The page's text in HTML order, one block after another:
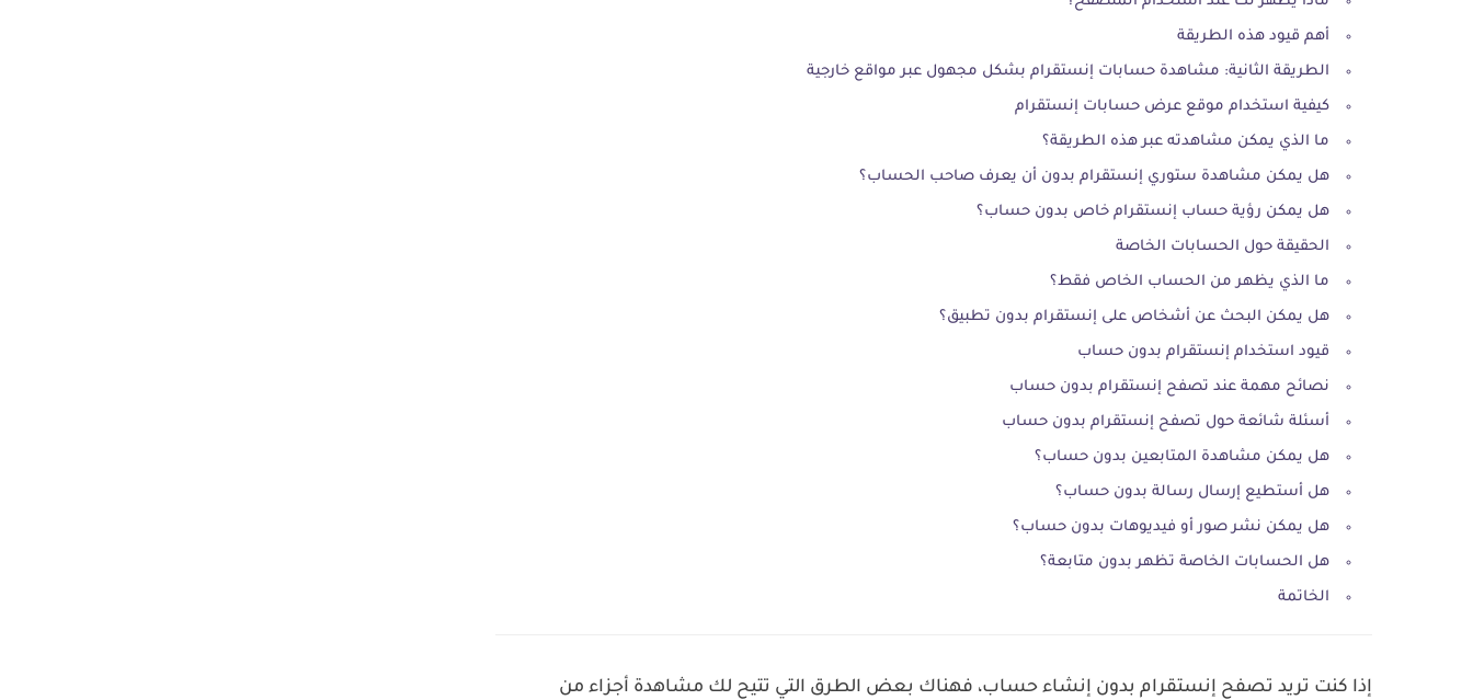
أهم قيود هذه الطريقة
الطريقة الثانية: مشاهدة حسابات إنستقرام بشكل مجهول عبر مواقع خارجية
كيفية استخدام موقع عرض حسابات إنستقرام
ما الذي يمكن مشاهدته عبر هذه الطريقة؟
هل يمكن مشاهدة ستوري إنستقرام بدون أن يعرف صاحب الحساب؟
هل يمكن رؤية حساب إنستقرام خاص بدون حساب؟
الحقيقة حول الحسابات الخاصة
ما الذي يظهر من الحساب الخاص فقط؟
هل يمكن البحث عن أشخاص على إنستقرام بدون تطبيق؟
قيود استخدام إنستقرام بدون حساب
نصائح مهمة عند تصفح إنستقرام بدون حساب
أسئلة شائعة حول تصفح إنستقرام بدون حساب
هل يمكن مشاهدة المتابعين بدون حساب؟
هل أستطيع إرسال رسالة بدون حساب؟
هل يمكن نشر صور أو فيديوهات بدون حساب؟
هل الحسابات الخاصة تظهر بدون متابعة؟
الخاتمة
إذا كنت تريد تصفح إنستقرام بدون إنشاء حساب، فهناك بعض الطرق التي تتيح لك مشاهدة أجزاء من